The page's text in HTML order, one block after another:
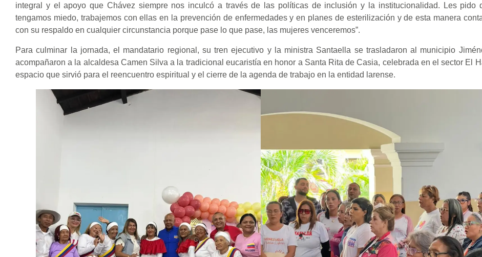
integral y el apoyo que Chávez siempre nos inculcó a través de las políticas de inclusión y la institucionalidad. Les pido
tengamos miedo, trabajemos con ellas en la prevención de enfermedades y en planes de esterilización y de esta manera
con su respaldo en cualquier circunstancia porque pase lo que pase, las mujeres venceremos”.
Para culminar la jornada, el mandatario regional, su tren ejecutivo y la ministra Santaella se trasladaron al municipio
acompañaron a la alcaldesa Camen Silva a la tradicional eucaristía en honor a Santa Rita de Casia, celebrada en el sector El
espacio que sirvió para el reencuentro espiritual y el cierre de la agenda de trabajo en la entidad larense.